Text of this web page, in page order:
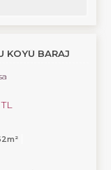
KÖYÜ BARAJ